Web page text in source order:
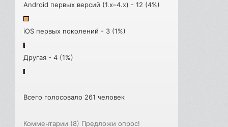
Android первых версий (1.x–4.x) - 12 (4%)
iOS первых поколений - 3 (1%)
Другая - 4 (1%)
Всего голосовало 261 человек
Комментарии (8) Предложи опрос!